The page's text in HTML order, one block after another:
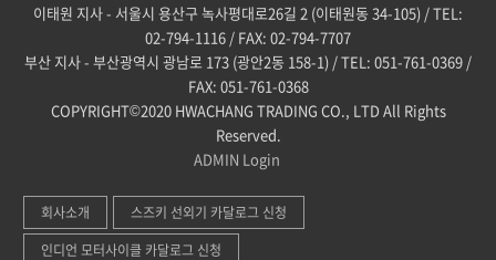
이태원 지사 - 서울시 용산구 녹사평대로26길 2 (이태원동 34-105) / TEL:
02-794-1116 / FAX: 02-794-7707
부산 지사 - 부산광역시 광남로 173 (광안2동 158-1) / TEL: 051-761-0369 /
FAX: 051-761-0368
COPYRIGHT©2020 HWACHANG TRADING CO., LTD All Rights
Reserved.
ADMIN Login
회사소개
스즈키 선외기 카달로그 신청
인디언 모터사이클 카달로그 신청